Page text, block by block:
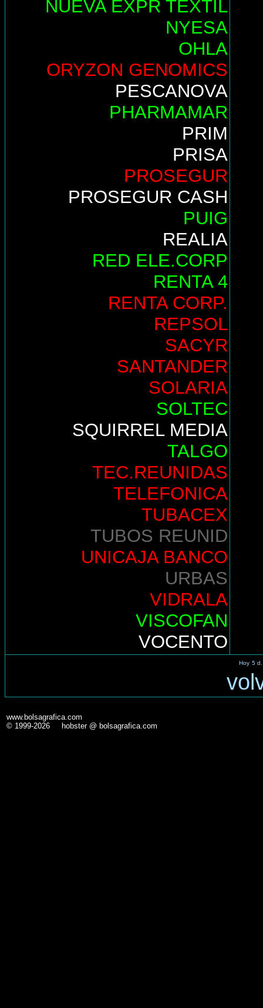
NUEVA EXPR TEXTIL
NYESA
OHLA
ORYZON GENOMICS
PESCANOVA
PHARMAMAR
PRIM
PRISA
PROSEGUR
PROSEGUR CASH
PUIG
REALIA
RED ELE.CORP
RENTA 4
RENTA CORP.
REPSOL
SACYR
SANTANDER
SOLARIA
SOLTEC
SQUIRREL MEDIA
TALGO
TEC.REUNIDAS
TELEFONICA
TUBACEX
TUBOS REUNID
UNICAJA BANCO
URBAS
VIDRALA
VISCOFAN
VOCENTO
Hoy 5 d.
www.bolsagrafica.com
© 1999-2026 hobster @ bolsagrafica.com